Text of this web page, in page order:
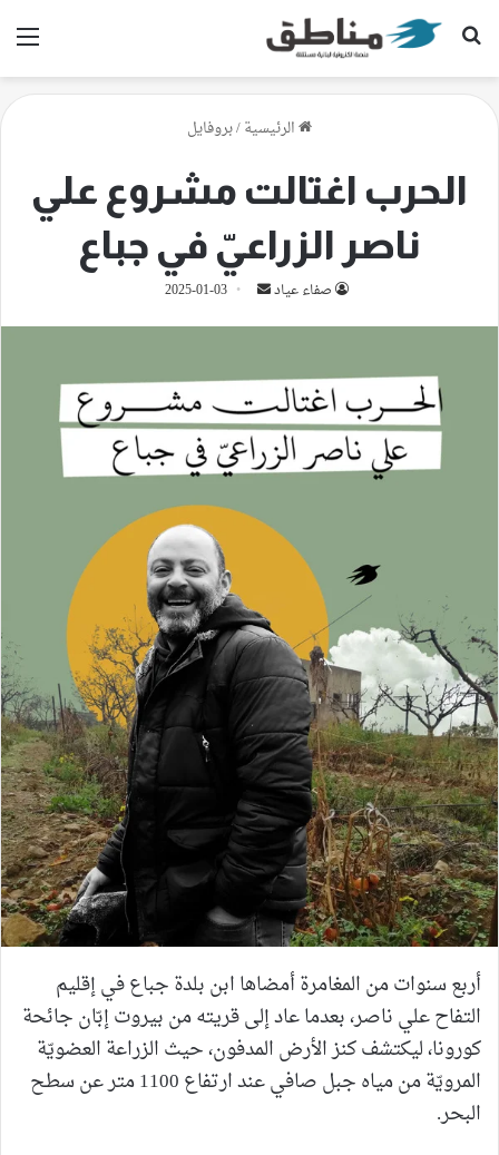
بحث عن
الرئيسية/بروفايل
الحرب اغتالت مشروع علي
ناصر الزراعيّ في جباع
صفاء عياد
أرسل 2025-01-03
أربع سنوات من المغامرة أمضاها ابن بلدة جباع في إقليم
التفاح علي ناصر، بعدما عاد إلى قريته من بيروت إبّان جائحة
كورونا، ليكتشف كنز الأرض المدفون، حيث الزراعة العضويّة
المرويّة من مياه جبل صافي عند ارتفاع 1100 متر عن سطح
البحر.